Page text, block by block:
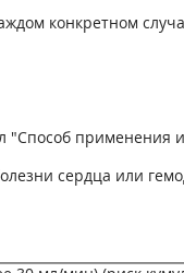
конкретном
"Способ применения
сердца или